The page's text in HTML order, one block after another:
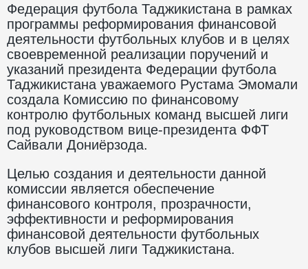
Федерация футбола Таджикистана в рамках
программы реформирования финансовой
деятельности футбольных клубов и в целях
своевременной реализации поручений и
указаний президента Федерации футбола
Таджикистана уважаемого Рустама Эмомали
создала Комиссию по финансовому
контролю футбольных команд высшей лиги
под руководством вице-президента ФФТ
Сайвали Дониёрзода.
Целью создания и деятельности данной
комиссии является обеспечение
финансового контроля, прозрачности,
эффективности и реформирования
финансовой деятельности футбольных
клубов высшей лиги Таджикистана.